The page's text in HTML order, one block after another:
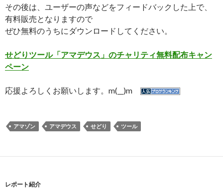
その後は、ユーザーの声などをフィードバックした上で、
有料販売となりますので
ぜひ無料のうちにダウンロードしてください。
せどりツール「アマデウス」のチャリティ無料配布キャン
ペーン
応援よろしくお願いします。m(__)m
アマゾン アマデウス せどり ツール
レポート紹介